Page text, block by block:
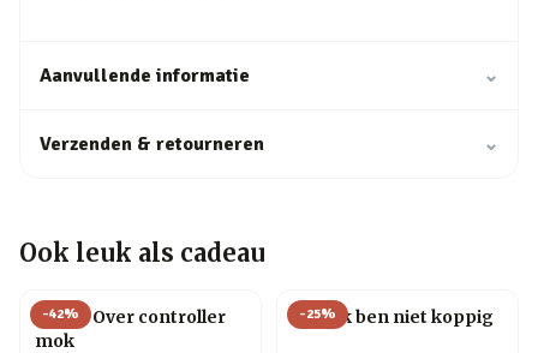
Aanvullende informatie ⌄
Verzenden & retourneren ⌄
Ook leuk als cadeau
-42%
Game Over controller
mok
-25%
Mok Ik ben niet koppig